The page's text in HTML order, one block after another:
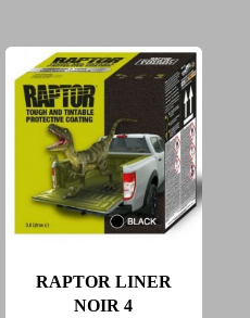
RAPTOR LINER
NOIR 4